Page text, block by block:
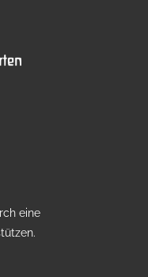
eine